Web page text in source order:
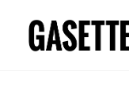
content